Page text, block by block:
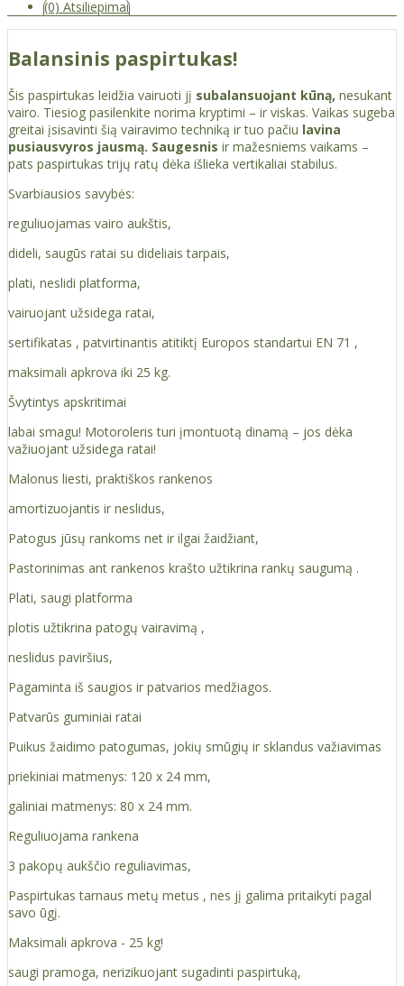
(0) Atsiliepimai
Balansinis paspirtukas!
Šis paspirtukas leidžia vairuoti jį subalansuojant kūną, nesukant
vairo. Tiesiog pasilenkite norima kryptimi – ir viskas. Vaikas sugeba
greitai įsisavinti šią vairavimo techniką ir tuo pačiu lavina
pusiausvyros jausmą. Saugesnis ir mažesniems vaikams –
pats paspirtukas trijų ratų dėka išlieka vertikaliai stabilus.
Svarbiausios savybės:
reguliuojamas vairo aukštis,
dideli, saugūs ratai su dideliais tarpais,
plati, neslidi platforma,
vairuojant užsidega ratai,
sertifikatas , patvirtinantis atitiktį Europos standartui EN 71 ,
maksimali apkrova iki 25 kg.
Švytintys apskritimai
labai smagu! Motoroleris turi įmontuotą dinamą – jos dėka
važiuojant užsidega ratai!
Malonus liesti, praktiškos rankenos
amortizuojantis ir neslidus,
Patogus jūsų rankoms net ir ilgai žaidžiant,
Pastorinimas ant rankenos krašto užtikrina rankų saugumą .
Plati, saugi platforma
plotis užtikrina patogų vairavimą ,
neslidus paviršius,
Pagaminta iš saugios ir patvarios medžiagos.
Patvarūs guminiai ratai
Puikus žaidimo patogumas, jokių smūgių ir sklandus važiavimas
priekiniai matmenys: 120 x 24 mm,
galiniai matmenys: 80 x 24 mm.
Reguliuojama rankena
3 pakopų aukščio reguliavimas,
Paspirtukas tarnaus metų metus , nes jį galima pritaikyti pagal
savo ūgį.
Maksimali apkrova - 25 kg!
saugi pramoga, nerizikuojant sugadinti paspirtuką,